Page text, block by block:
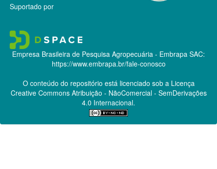
Suportado por
Empresa Brasileira de Pesquisa Agropecuária - Embrapa SAC:
https://www.embrapa.br/fale-conosco
O conteúdo do repositório está licenciado sob a Licença
Creative CommonsAtribuição - NãoComercial - SemDerivações
4.0 Internacional.